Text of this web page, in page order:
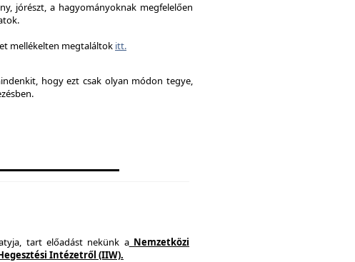
jórészt, a hagyományoknak megfelelően
mellékelten megtaláltok itt.
hogy ezt csak olyan módon tegye,
tart előadást nekünk aNemzetközi
Intézetről (IIW).